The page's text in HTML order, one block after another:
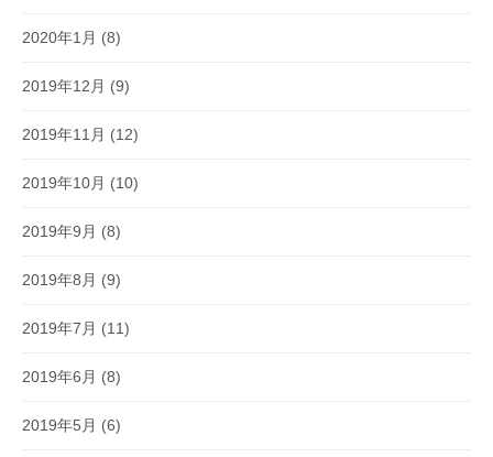
2020年1月 (8)
2019年12月 (9)
2019年11月 (12)
2019年10月 (10)
2019年9月 (8)
2019年8月 (9)
2019年7月 (11)
2019年6月 (8)
2019年5月 (6)